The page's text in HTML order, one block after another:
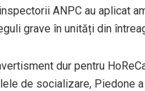
ANPC au aplicat
grave în unități din
dur pentru
de socializare, Piedone